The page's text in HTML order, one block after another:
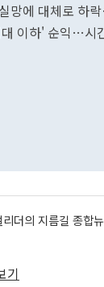
망에 대체로 하
이하' 순익…시
더의 지름길 종
기